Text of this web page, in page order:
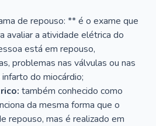
de repouso: ** é o exame que
avaliar a atividade elétrica do
está em repouso,
problemas nas válvulas ou nas
do miocárdio;
também conhecido como
da mesma forma que o
repouso, mas é realizado em